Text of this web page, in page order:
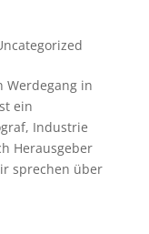
Werdegang in
ein
Industrie
Herausgeber
sprechen über